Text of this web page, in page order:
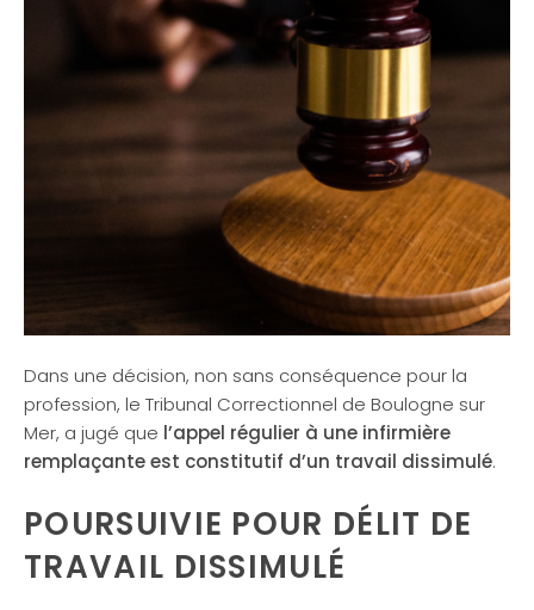
Dans une décision, non sans conséquence pour la
profession, le Tribunal Correctionnel de Boulogne sur
Mer, a jugé que l’appel régulier à une infirmière
remplaçante est constitutif d’un travail dissimulé.
POURSUIVIE POUR DÉLIT DE
TRAVAIL DISSIMULÉ